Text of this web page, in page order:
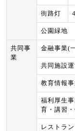
街路灯
公園緑地
共同事
業
金融事業(
共同施設
教育情報
福利厚生
育・講習
レストラン